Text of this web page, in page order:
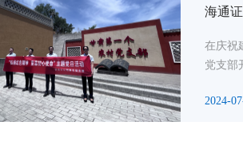
海通
在庆祝
党支部
2024-